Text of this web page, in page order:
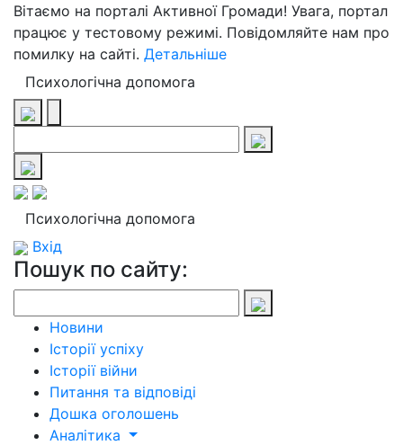
Вітаємо на порталі Активної Громади! Увага, портал
працює у тестовому режимі. Повідомляйте нам про
помилку на сайті. Детальніше
Психологічна допомога
Психологічна допомога
Вхід
Пошук по сайту:
Новини
Історії успіху
Історії війни
Питання та відповіді
Дошка оголошень
Аналітика